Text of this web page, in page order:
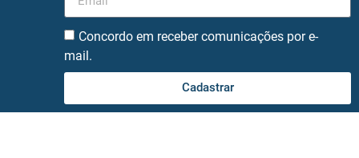
Concordo em receber comunicações por e-
mail.
Cadastrar